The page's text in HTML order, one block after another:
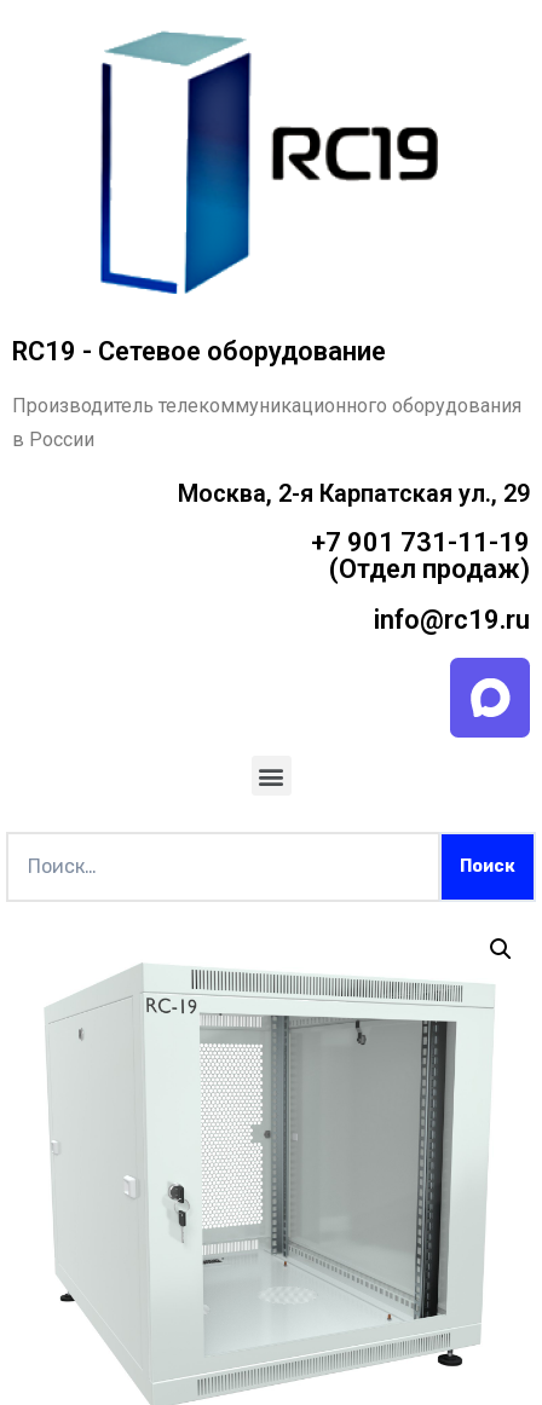
RC19 - Сетевое оборудование
Производитель телекоммуникационного оборудования
в России
Москва, 2-я Карпатская ул., 29
+7 901 731-11-19
(Отдел продаж)
info@rc19.ru